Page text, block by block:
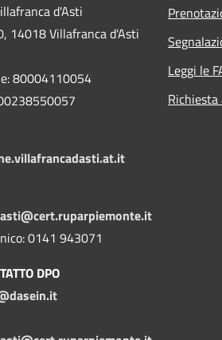
d'Asti
14018 Villafranca d'Asti
80004110054
0141 943071
DPO
Leggi le